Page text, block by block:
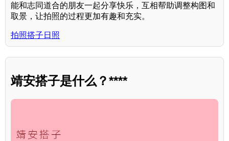
能和志同道合的朋友一起分享快乐，互相帮助调整构图和
取景，让拍照的过程更加有趣和充实。
拍照搭子日照
靖安搭子是什么？****